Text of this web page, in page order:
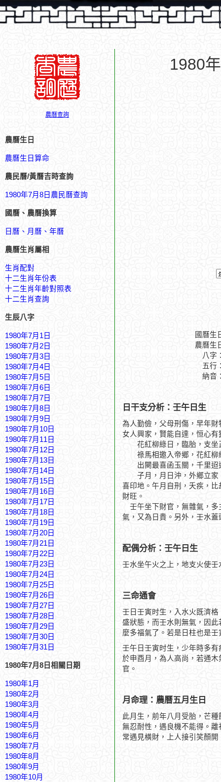
農曆查詢
農曆生日
農曆生日算命
農民曆/黃曆吉時查詢
1980年7月8日農民曆查詢
國曆、農曆換算
日曆、月曆、年曆
農曆生肖屬相
生肖配對
十二生肖年份表
十二生肖年齡對照表
十二生肖查詢
生辰八字
1980年7月1日
1980年7月2日
1980年7月3日
1980年7月4日
1980年7月5日
1980年7月6日
1980年7月7日
1980年7月8日
1980年7月9日
1980年7月10日
1980年7月11日
1980年7月12日
1980年7月13日
1980年7月14日
1980年7月15日
1980年7月16日
1980年7月17日
1980年7月18日
1980年7月19日
1980年7月20日
1980年7月21日
1980年7月22日
1980年7月23日
1980年7月24日
1980年7月25日
1980年7月26日
1980年7月27日
1980年7月28日
1980年7月29日
1980年7月30日
1980年7月31日
1980年7月8日相關日期
1980年1月
1980年2月
1980年3月
1980年4月
1980年5月
1980年6月
1980年7月
1980年8月
1980年9月
1980年10月
1980
國曆生
農曆生
八字
五行
納音
日干支分析：壬午日生
為人勤儉，父母刑傷，早年
女人興家，賢能自達，恒心有
花紅柳綠日，臨胎，支坐
祿馬相邀入帝鄉，花紅柳
出闋最喜函玉關，千里迢
子月，月日沖，外鄉立家
喜印地。午月自刑，夭疾，
財旺。
壬午坐下財官，無雜氣，多
氣，又為日貴。另外，壬水
配偶分析：壬午日生
壬水坐午火之上，地支火使
三命通會
壬日壬寅时生，入水火既濟
盛狀態，而壬水則無氣，因
麼多福氣了。若是日柱也是
壬午日壬寅时生，少年時多
於申酉月，為人高尚，若通
官。
月命理：農曆五月生日
此月生，前年八月受胎，芒
無忍耐性，遇良機不能得。
常遇見橫財，上人接引笑顏